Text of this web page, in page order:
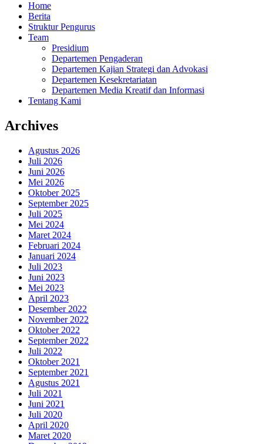
Home
Berita
Struktur Pengurus
Team
Presidium
Departemen Pengaderan
Departemen Kajian Strategi dan Advokasi
Departemen Kesekretariatan
Departemen Media Kreatif dan Informasi
Tentang Kami
Archives
Agustus 2026
Juli 2026
Juni 2026
Mei 2026
Oktober 2025
September 2025
Juli 2025
Mei 2024
Maret 2024
Februari 2024
Januari 2024
Juli 2023
Juni 2023
Mei 2023
April 2023
Desember 2022
November 2022
Oktober 2022
September 2022
Juli 2022
Oktober 2021
September 2021
Agustus 2021
Juli 2021
Juni 2021
Juli 2020
April 2020
Maret 2020